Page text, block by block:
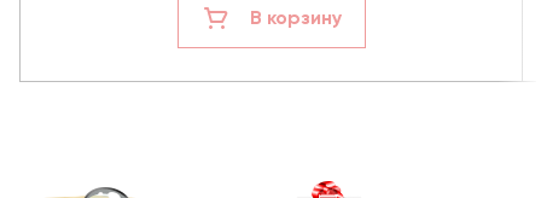
В корзину